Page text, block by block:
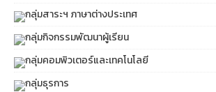
กลุ่มสาระฯ ภาษาต่างประเทศ
กลุ่มกิจกรรมพัฒนาผู้เรียน
กลุ่มคอมพิวเตอร์และเทคโนโลยี
กลุ่มธุรการ